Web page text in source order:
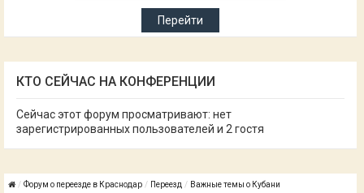
КТО СЕЙЧАС НА КОНФЕРЕНЦИИ
Сейчас этот форум просматривают: нет
зарегистрированных пользователей и 2 гостя
Форум о переезде в Краснодар Переезд
Важные темы о Кубани